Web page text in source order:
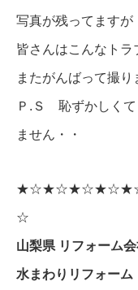
写真が残ってます
皆さんはこんなトラ
またがんばって撮り
Ｐ.Ｓ 恥ずかしくて
ません・・
☆
山梨県 リフォーム
水まわりリフォー